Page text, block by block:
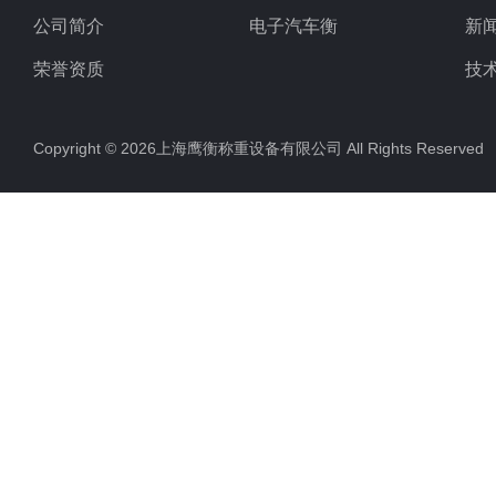
公司简介
荣誉资质
电子汽车衡 新
技
Copyright © 2026上海鹰衡称重设备有限公司 All Rights